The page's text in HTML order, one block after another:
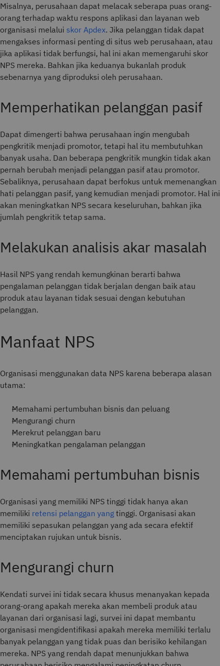
Misalnya, perusahaan dapat melacak seberapa puas orang-
orang terhadap waktu respons aplikasi dan layanan web
organisasi melalui skor Apdex. Jika pelanggan tidak dapat
mengakses informasi penting di situs web perusahaan, atau
jika aplikasi tidak berfungsi, hal ini akan memengaruhi skor
NPS mereka. Bahkan jika keduanya bukanlah produk
sebenarnya yang diproduksi oleh perusahaan.
Memperhatikan pelanggan pasif
Dapat dimengerti bahwa perusahaan ingin mengubah
pengkritik menjadi promotor, tetapi hal itu membutuhkan
banyak usaha. Dan beberapa pengkritik mungkin tidak akan
pernah berubah menjadi pelanggan pasif atau promotor.
Sebaliknya, perusahaan dapat berfokus untuk memenangkan
hati pelanggan pasif, yang kemudian menjadi promotor. Hal ini
akan meningkatkan NPS secara keseluruhan, bahkan jika
jumlah pengkritik tetap sama.
Melakukan analisis akar masalah
Hasil NPS yang rendah kemungkinan berarti bahwa
pengalaman pelanggan tidak berjalan dengan baik atau
produk atau layanan tidak sesuai dengan kebutuhan
pelanggan.
Manfaat NPS
Organisasi menggunakan data NPS karena beberapa alasan
utama:
Memahami pertumbuhan bisnis dan peluang
Mengurangi churn
Merekrut pelanggan baru
Meningkatkan pengalaman pelanggan
Memahami pertumbuhan bisnis
Organisasi yang memiliki NPS tinggi tidak hanya akan
memiliki retensi pelanggan yang tinggi. Organisasi akan
memiliki sepasukan pelanggan yang ada secara efektif
menciptakan rujukan untuk bisnis.
Mengurangi churn
Kendati survei ini tidak secara khusus menanyakan kepada
orang-orang apakah mereka akan membeli produk atau
layanan dari organisasi lagi, survei ini dapat membantu
organisasi mengidentifikasi apakah mereka memiliki terlalu
banyak pelanggan yang tidak puas dan berisiko kehilangan
mereka. NPS yang rendah dapat menunjukkan bahwa